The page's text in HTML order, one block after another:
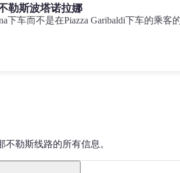
勒斯波塔诺拉娜
下车而不是在Piazza Garibaldi下车的乘客
不勒斯线路的所有信息。